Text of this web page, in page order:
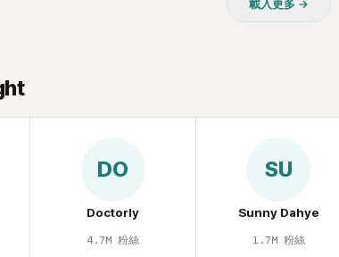
隆胸手術。她回
下切開」一種方式，
我根本沒動過。」
年，李智惠就為
載入更多 →
DO
Doctorly
4.7M 粉絲
SU
Sunny Dahye
1.7M 粉絲